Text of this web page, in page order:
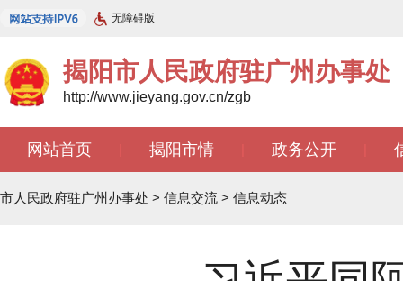
无障碍版
揭阳市人民政府驻广州办事处
http://www.jieyang.gov.cn/zgb
网站首页 揭阳市情 政务公开
文苑天地 |
市人民政府驻广州办事处 > 信息交流 > 信息动态